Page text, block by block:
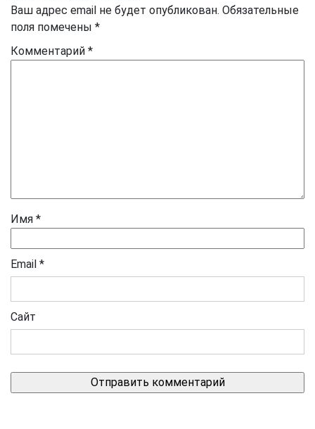
Ваш адрес email не будет опубликован. Обязательные
поля помечены *
Комментарий *
Имя *
Email *
Сайт